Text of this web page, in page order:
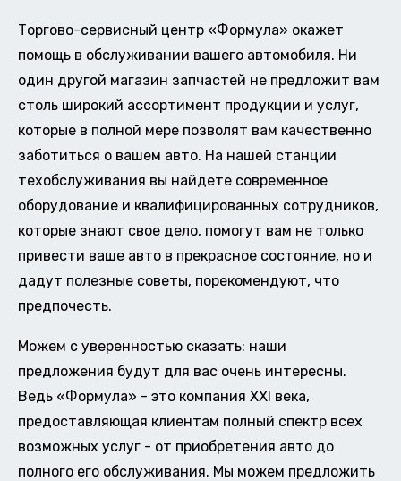
Торгово-сервисный центр «Формула» окажет
помощь в обслуживании вашего автомобиля. Ни
один другой магазин запчастей не предложит вам
столь широкий ассортимент продукции и услуг,
которые в полной мере позволят вам качественно
заботиться о вашем авто. На нашей станции
техобслуживания вы найдете современное
оборудование и квалифицированных сотрудников,
которые знают свое дело, помогут вам не только
привести ваше авто в прекрасное состояние, но и
дадут полезные советы, порекомендуют, что
предпочесть.
Можем с уверенностью сказать: наши
предложения будут для вас очень интересны.
Ведь «Формула» - это компания XXI века,
предоставляющая клиентам полный спектр всех
возможных услуг - от приобретения авто до
полного его обслуживания. Мы можем предложить